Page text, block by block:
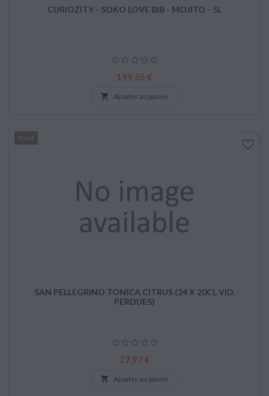
CURIOZITY - SOKO LOVE BIB - MOJITO - 5L
Prix
199,65 €
 Ajouter au panier
Neuf
SAN PELLEGRINO TONICA CITRUS (24 X 20CL VID.
PERDUES)
Prix
27,97 €
 Ajouter au panier
favorite_border